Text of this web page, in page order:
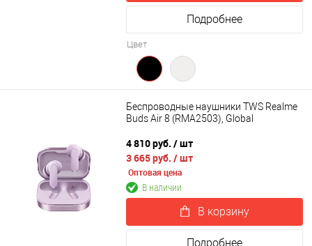
Подробнее
Цвет
Беспроводные наушники TWS Realme
Buds Air 8 (RMA2503), Global
4 810 руб. / шт
3 665 руб. / шт
Оптовая цена
В наличии
В корзину
Подробнее